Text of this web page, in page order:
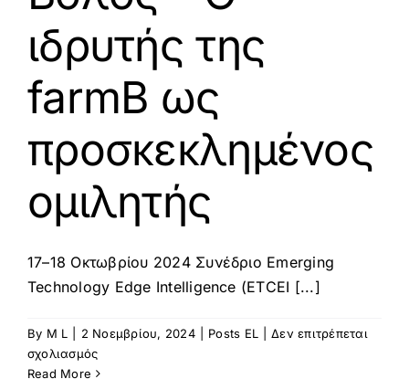
ιδρυτής της
farmB ως
προσκεκλημένος
ομιλητής
17–18 Οκτωβρίου 2024 Συνέδριο Emerging
Technology Edge Intelligence (ETCEI [...]
By M L 2 Νοεμβρίου, 2024 Posts EL
Δεν επιτρέπεται
σχολιασμόςστο
Συνέδριο
Read More